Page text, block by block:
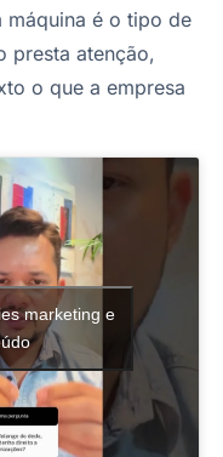
máquina é o tipo de
presta atenção,
o que a empresa
marketing e